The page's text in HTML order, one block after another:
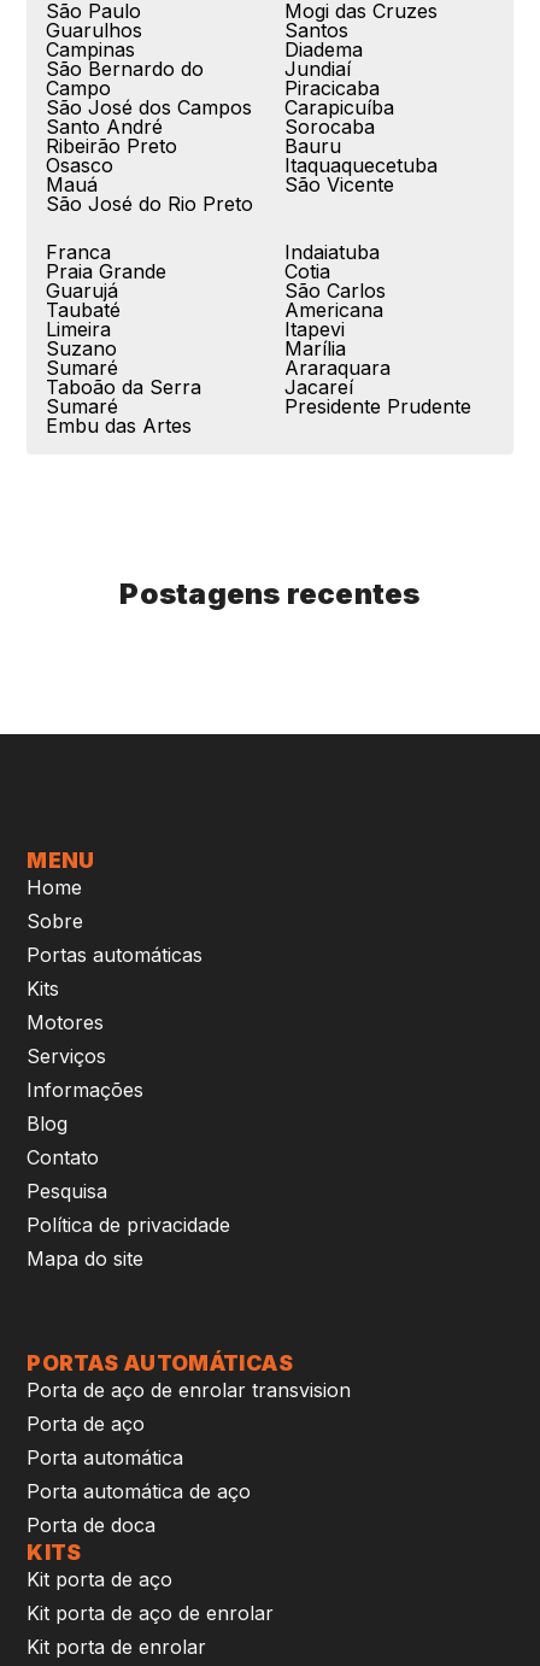
São Paulo
Guarulhos
Campinas
São Bernardo do
Campo
São José dos Campos
Santo André
Ribeirão Preto
Osasco
Mauá
São José do Rio Preto
Mogi das Cruzes
Santos
Diadema
Jundiaí
Piracicaba
Carapicuíba
Sorocaba
Bauru
Itaquaquecetuba
São Vicente
Franca
Praia Grande
Guarujá
Taubaté
Limeira
Suzano
Sumaré
Taboão da Serra
Sumaré
Embu das Artes
Indaiatuba
Cotia
São Carlos
Americana
Itapevi
Marília
Araraquara
Jacareí
Presidente Prudente
Postagens recentes
MENU
Home
Sobre
Portas automáticas
Kits
Motores
Serviços
Informações
Blog
Contato
Pesquisa
Política de privacidade
Mapa do site
PORTAS AUTOMÁTICAS
Porta de aço de enrolar transvision
Porta de aço
Porta automática
Porta automática de aço
Porta de doca
KITS
Kit porta de aço
Kit porta de aço de enrolar
Kit porta de enrolar